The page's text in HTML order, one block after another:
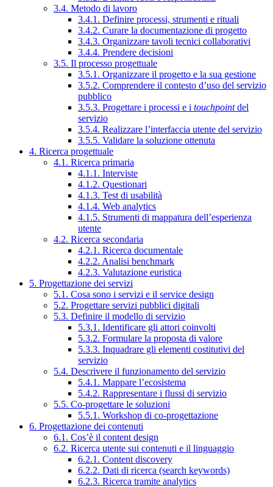
3.4. Metodo di lavoro
3.4.1. Definire processi, strumenti e rituali
3.4.2. Curare la documentazione di progetto
3.4.3. Organizzare tavoli tecnici collaborativi
3.4.4. Prendere decisioni
3.5. Il processo progettuale
3.5.1. Organizzare il progetto e la sua gestione
3.5.2. Comprendere il contesto d’uso del servizio
pubblico
3.5.3. Progettare i processi e i touchpointdel
servizio
3.5.4. Realizzare l’interfaccia utente del servizio
3.5.5. Validare la soluzione ottenuta
4. Ricerca progettuale
4.1. Ricerca primaria
4.1.1. Interviste
4.1.2. Questionari
4.1.3. Test di usabilità
4.1.4. Web analytics
4.1.5. Strumenti di mappatura dell’esperienza
utente
4.2. Ricerca secondaria
4.2.1. Ricerca documentale
4.2.2. Analisi benchmark
4.2.3. Valutazione euristica
5. Progettazione dei servizi
5.1. Cosa sono i servizi e il service design
5.2. Progettare servizi pubblici digitali
5.3. Definire il modello di servizio
5.3.1. Identificare gli attori coinvolti
5.3.2. Formulare la proposta di valore
5.3.3. Inquadrare gli elementi costitutivi del
servizio
5.4. Descrivere il funzionamento del servizio
5.4.1. Mappare l’ecosistema
5.4.2. Rappresentare i flussi di servizio
5.5. Co-progettare le soluzioni
5.5.1. Workshop di co-progettazione
6. Progettazione dei contenuti
6.1. Cos’è il content design
6.2. Ricerca utente sui contenuti e il linguaggio
6.2.1. Content discovery
6.2.2. Dati di ricerca (search keywords)
6.2.3. Ricerca tramite analytics